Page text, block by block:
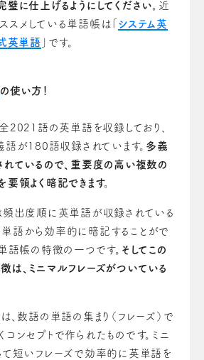
に仕上げるようにしてください。 近
スメしている単語帳は「 システム英
英単語 」です。
の使い方！
2021語の英単語を収録しており、
語が180語収録されています。 多義
れているので、重要度の高い複数の
領よく暗記できます。
頻出度順に英単語が収録されている
語から効率的に暗記することがで
語帳の特徴の一つです。 そしてこの
は、ミニマルフレーズがついている
、数語の単語の集まり（フレーズ）で
ンセプトで作られたものです。ミニ
て短いフレーズで効率的に英単語を